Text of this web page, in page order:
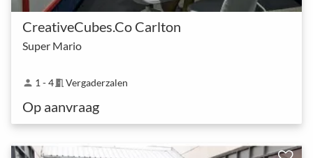
CreativeCubes.Co Carlton
Super Mario
person 1 - 4meeting_room Vergaderzalen
Op aanvraag